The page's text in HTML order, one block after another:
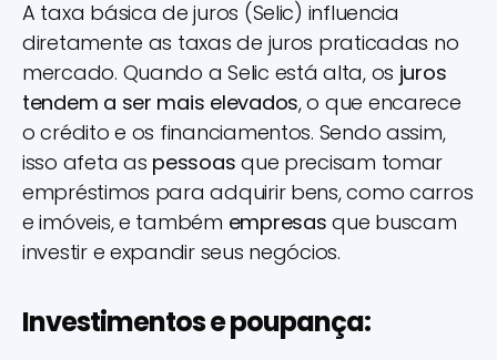
A taxa básica de juros (Selic) influencia
diretamente as taxas de juros praticadas no
mercado. Quando a Selic está alta, os juros
tendem a ser mais elevados, o que encarece
o crédito e os financiamentos. Sendo assim,
isso afeta as pessoasque precisam tomar
empréstimos para adquirir bens, como carros
e imóveis, e também empresasque buscam
investir e expandir seus negócios.
Investimentos e poupança: